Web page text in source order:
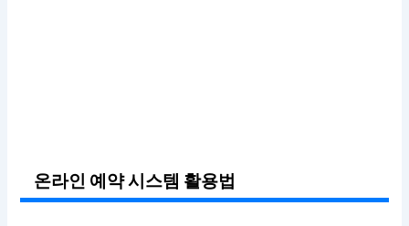
온라인 예약 시스템 활용법